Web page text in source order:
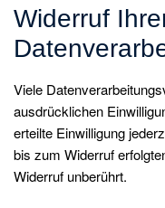
Widerruf
Viele
ausdrücklichen
erteilte Einwilligung
bis zum Widerruf
Widerruf unberührt.